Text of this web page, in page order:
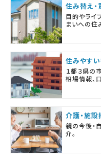
住み替え・
目的やライ
まいへの住
住みやす
１都３県の
相場情報、
介護・施設
親の今後・
介。